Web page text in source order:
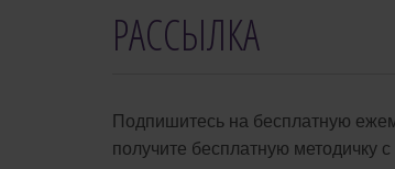
РАССЫЛКА
Подпишитесь на бесплатную
получите бесплатную методичку